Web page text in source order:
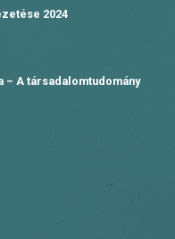
2024
– A társadalomtudomány